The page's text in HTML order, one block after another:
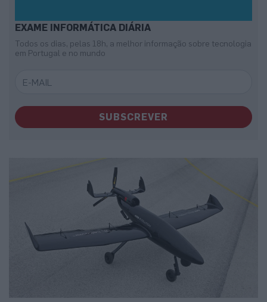
EXAME INFORMÁTICA DIÁRIA
Todos os dias, pelas 18h, a melhor informação sobre tecnologia
em Portugal e no mundo
SUBSCREVER